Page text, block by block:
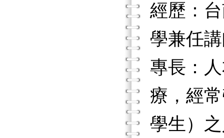
經歷：
學兼任
專長：
療，經
學生）